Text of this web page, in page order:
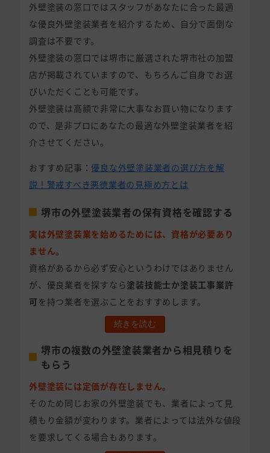
外壁塗装の窓口ではスタッフがあなたに合った最適
な優良外壁塗装業者を紹介するため、自分で面倒な
調査は不要です。
外壁塗装の窓口では堺市に厳選された堺市社の加盟
店が掲載されていますので、もちろんご自身でお選
びいただくことも可能です。
外壁塗装は高額で非常に大事なお買い物になります
ので、是非プロにあなたの最適な外壁塗装業者を紹
介させてください。
おすすめ記事：優良な外壁塗装業者の選び方を解
説！警戒すべき悪徳業者の見極め方とは
堺市の外壁塗装業者の保有資格を確認する
実は外壁塗装業を始めるためには、資格が必要あり
ません。
資格があるから必ず安心というわけではありません
が、優良業者を探すなら塗装技能士か塗装工事業許
可 を持つ業者を選ぶことをおすすめします。
続きを読む
堺市の複数の外壁塗装業者から相見積りを
もらう
外壁塗装には定価が存在しません。
そのため同じお家の外壁塗装でも、業者によって見
積もり金額が変わります。業者によっては法外な値段
を要求してくる場合もあります。